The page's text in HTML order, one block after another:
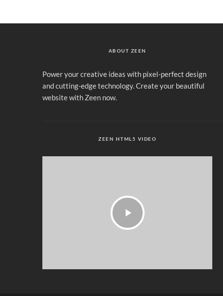
ABOUT ZEEN
Power your creative ideas with pixel-perfect design
and cutting-edge technology. Create your beautiful
website with Zeen now.
ZEEN HTML5 VIDEO